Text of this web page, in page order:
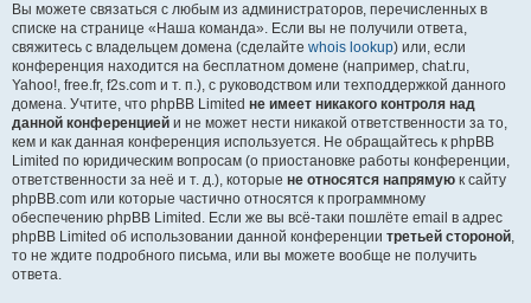
Вы можете связаться с любым из администраторов, перечисленных в
списке на странице «Наша команда». Если вы не получили ответа,
свяжитесь с владельцем домена (сделайте whois lookup) или, если
конференция находится на бесплатном домене (например, chat.ru,
Yahoo!, free.fr, f2s.com и т. п.), с руководством или техподдержкой данного
домена. Учтите, что phpBB Limited не имеет никакого контроля над
данной конференцией и не может нести никакой ответственности за то,
кем и как данная конференция используется. Не обращайтесь к phpBB
Limited по юридическим вопросам (о приостановке работы конференции,
ответственности за неё и т. д.), которые не относятся напрямую к сайту
phpBB.com или которые частично относятся к программному
обеспечению phpBB Limited. Если же вы всё-таки пошлёте email в адрес
phpBB Limited об использовании данной конференции третьей стороной,
то не ждите подробного письма, или вы можете вообще не получить
ответа.